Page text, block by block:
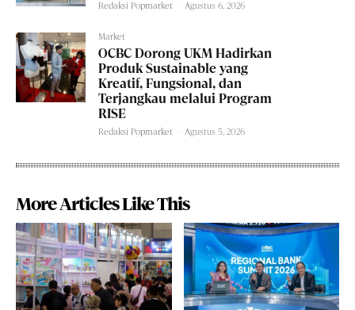
Redaksi Popmarket Agustus 6, 2026
Market
OCBC Dorong UKM Hadirkan
Produk Sustainable yang
Kreatif, Fungsional, dan
Terjangkau melalui Program
RISE
Redaksi Popmarket Agustus 5, 2026
More Articles Like This